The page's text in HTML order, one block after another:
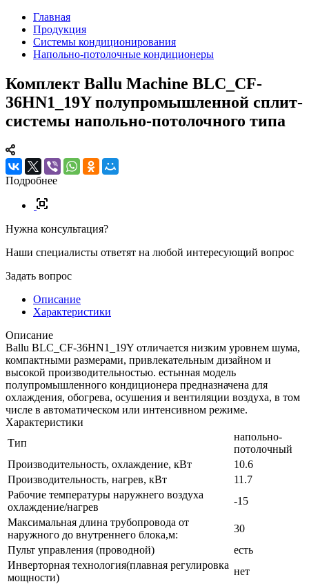
Главная
Продукция
Системы кондиционирования
Напольно-потолочные кондиционеры
Комплект Ballu Machine BLC_CF-
36HN1_19Y полупромышленной сплит-
системы напольно-потолочного типа
Подробнее
Нужна консультация?
Наши специалисты ответят на любой интересующий вопрос
Задать вопрос
Описание
Характеристики
Описание
Ballu BLC_CF-36HN1_19Y отличается низким уровнем шума,
компактными размерами, привлекательным дизайном и
высокой производительностью. естьнная модель
полупромышленного кондиционера предназначена для
охлаждения, обогрева, осушения и вентиляции воздуха, в том
числе в автоматическом или интенсивном режиме.
Характеристики
Тип
напольно-
потолочный
Производительность, охлаждение, кВт
10.6
Производительность, нагрев, кВт
11.7
Рабочие температуры наружнего воздуха
охлаждение/нагрев
-15
Максимальная длина трубопровода от
наружного до внутреннего блока,м:
30
Пульт управления (проводной)
есть
Инверторная технология(плавная регулировка
мощности)
нет